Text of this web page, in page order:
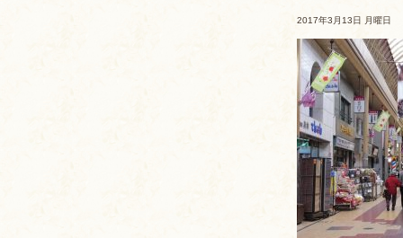
2017年3月13日 月曜日